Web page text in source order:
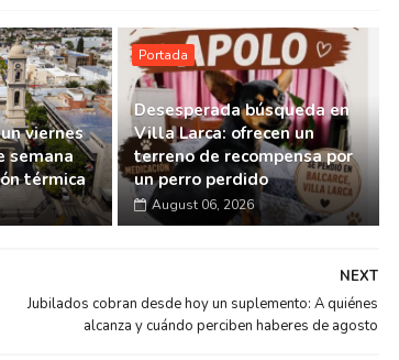
viernes
semana
térmica
Portada
Desesperada búsqueda en
Villa Larca: ofrecen un
terreno de recompensa por
un perro perdido
August 06, 2026
NEXT
Jubilados cobran desde hoy un suplemento: A quiénes
alcanza y cuándo perciben haberes de agosto